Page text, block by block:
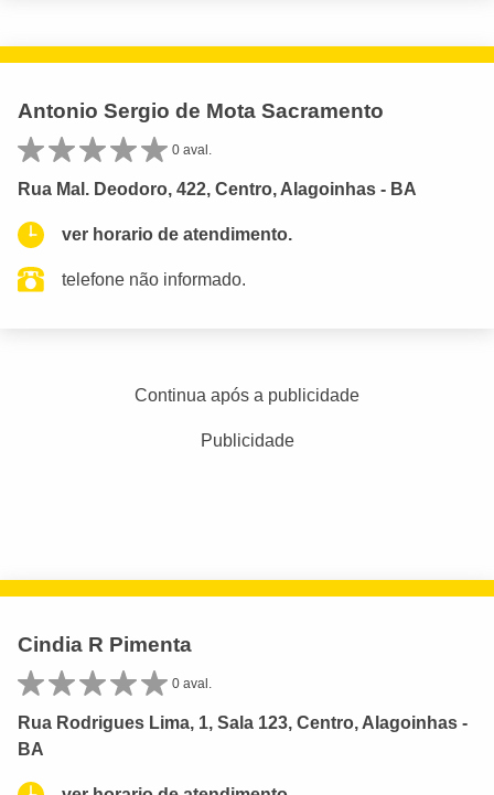
Antonio Sergio de Mota Sacramento
0 aval.
Rua Mal. Deodoro, 422, Centro, Alagoinhas - BA
ver horario de atendimento.
telefone não informado.
Continua após a publicidade
Publicidade
Cindia R Pimenta
0 aval.
Rua Rodrigues Lima, 1, Sala 123, Centro, Alagoinhas -
BA